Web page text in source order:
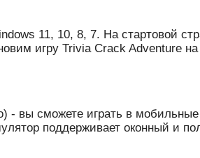
11, 10, 8, 7. На стартовой
игру Trivia Crack Adventure на
- вы сможете играть в
поддерживает оконный и